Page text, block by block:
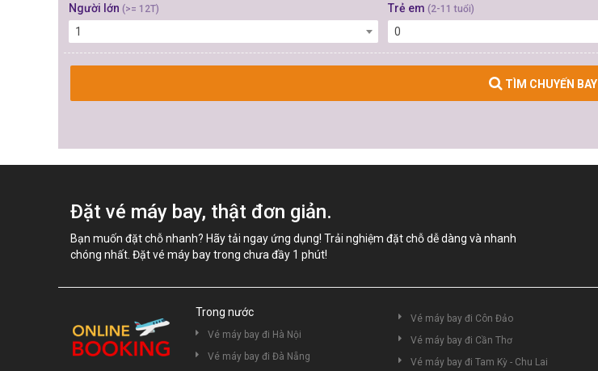
Người lớn (>= 12T)
1
Trẻ em(2-11 tuổi)
0
TÌM CHUYẾN BAY
Đặt vé máy bay, thật đơn giản.
Bạn muốn đặt chỗ nhanh? Hãy tải ngay ứng dụng! Trải nghiệm đặt chỗ dễ dàng và nhanh
chóng nhất. Đặt vé máy bay trong chưa đầy 1 phút!
Trong nước
Vé máy bay đi Hà Nội
Vé máy bay đi Đà Nẵng
Vé máy bay đi Côn Đảo
Vé máy bay đi Cần Thơ
Vé máy bay đi Tam Kỳ - Chu Lai